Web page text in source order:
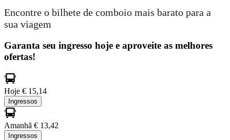
Encontre o bilhete de comboio mais barato para a
sua viagem
Garanta seu ingresso hoje e aproveite as melhores
ofertas!
Hoje € 15,14
Ingressos
Amanhã € 13,42
Ingressos